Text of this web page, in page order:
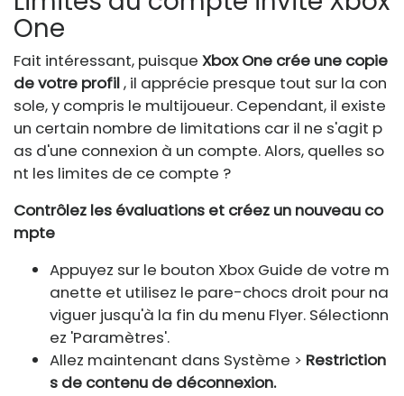
One
Fait intéressant, puisque Xbox One crée une copie
de votre profil, il apprécie presque tout sur la con
sole, y compris le multijoueur. Cependant, il existe
un certain nombre de limitations car il ne s'agit p
as d'une connexion à un compte. Alors, quelles so
nt les limites de ce compte ?
Contrôlez les évaluations et créez un nouveau co
mpte
Appuyez sur le bouton Xbox Guide de votre m
anette et utilisez le pare-chocs droit pour na
viguer jusqu'à la fin du menu Flyer. Sélectionn
ez 'Paramètres'.
Allez maintenant dans Système > Restriction
s de contenu de déconnexion.